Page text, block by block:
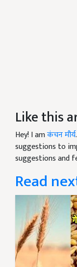
Like this
Hey! I amकंचन मौर्य
suggestions to
suggestions and
Read